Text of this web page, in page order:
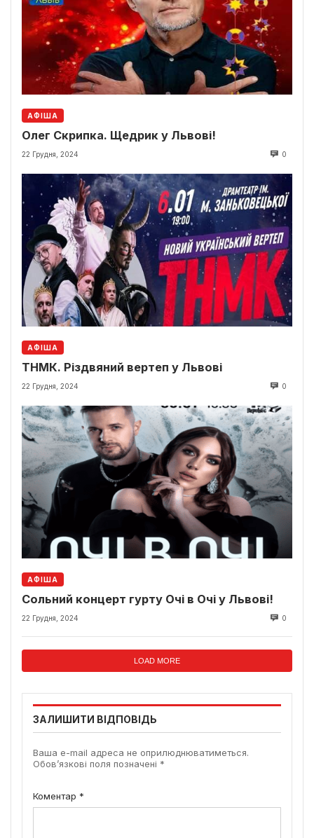
АФІША
Олег Скрипка. Щедрик у Львові!
22 Грудня, 2024 0
АФІША
ТНМК. Різдвяний вертеп у Львові
22 Грудня, 2024 0
АФІША
Сольний концерт гурту Очі в Очі у Львові!
22 Грудня, 2024 0
LOAD MORE
ЗАЛИШИТИ ВІДПОВІДЬ
Ваша e-mail адреса не оприлюднюватиметься.
Обов’язкові поля позначені *
Коментар *